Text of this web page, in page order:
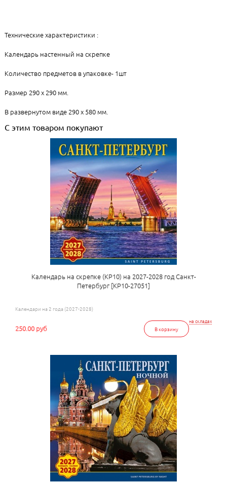
Технические характеристики :
Календарь настенный на скрепке
Количество предметов в упаковке- 1шт
Размер 290 х 290 мм.
В развернутом виде 290 х 580 мм.
С этим товаром покупают
Календарь на скрепке (КР10) на 2027-2028 год Санкт-
Петербург [КР10-27051]
Календари на 2 года (2027-2028)
на складах
В корзину
250.00 руб